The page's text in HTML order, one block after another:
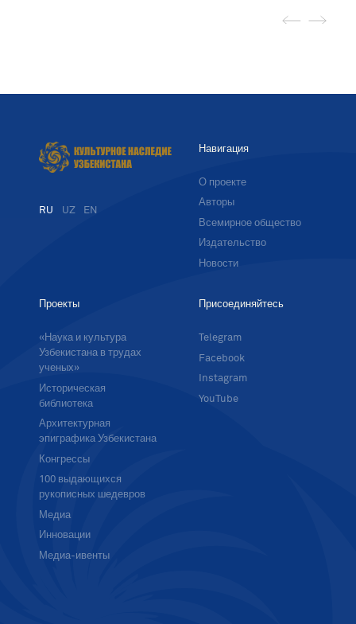
RU UZ EN
Навигация
О проекте
Авторы
Всемирное общество
Издательство
Новости
Проекты
«Наука и культура
Узбекистана в трудах
ученых»
Историческая
библиотека
Архитектурная
эпиграфика Узбекистана
Конгрессы
100 выдающихся
рукописных шедевров
Медиа
Инновации
Медиа-ивенты
Присоединяйтесь
Telegram
Facebook
Instagram
YouTube